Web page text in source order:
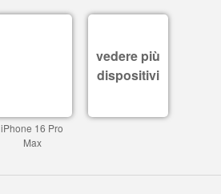
iPhone 16 Pro
Max
vedere più
dispositivi